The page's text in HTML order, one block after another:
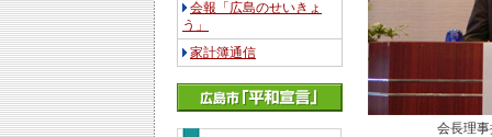
会報「広島のせいきょ
う」
家計簿通信
会長理